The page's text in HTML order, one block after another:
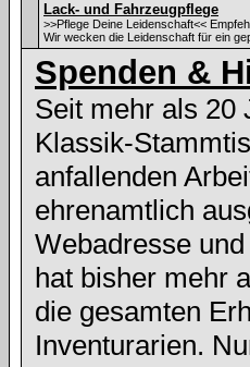
Lack- und Fahrzeugpflege
>>Pflege Deine Leidenschaft<<
Wir wecken die Leidenschaft für ein
Spenden &
Seit mehr als 20
Klassik-
anfallenden
ehrenamtlich
Webadresse
hat bisher mehr
die gesamten
Inventurarien.